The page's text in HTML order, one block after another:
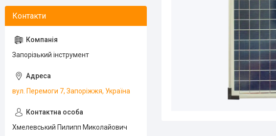
Запорізький інструмент
вул. Перемоги 7, Запоріжжя, Україна
Хмелевський Пилипп Миколайович